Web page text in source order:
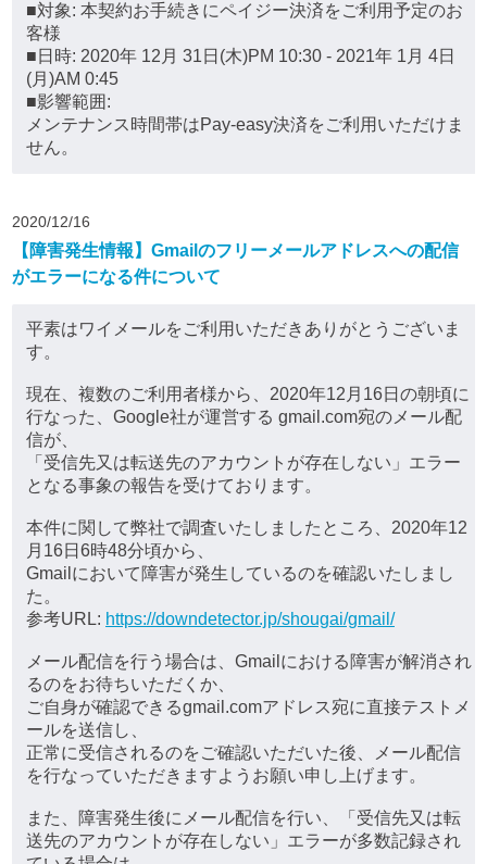
■対象: 本契約お手続きにペイジー決済をご利用予定のお
客様
■日時: 2020年 12月 31日(木)PM 10:30 - 2021年 1月 4日
(月)AM 0:45
■影響範囲:
メンテナンス時間帯はPay-easy決済をご利用いただけま
せん。
2020/12/16
【障害発生情報】Gmailのフリーメールアドレスへの配信
がエラーになる件について
平素はワイメールをご利用いただきありがとうございま
す。
現在、複数のご利用者様から、2020年12月16日の朝頃に
行なった、Google社が運営する gmail.com宛のメール配
信が、
「受信先又は転送先のアカウントが存在しない」エラー
となる事象の報告を受けております。
本件に関して弊社で調査いたしましたところ、2020年12
月16日6時48分頃から、
Gmailにおいて障害が発生しているのを確認いたしまし
た。
参考URL: https://downdetector.jp/shougai/gmail/
メール配信を行う場合は、Gmailにおける障害が解消され
るのをお待ちいただくか、
ご自身が確認できるgmail.comアドレス宛に直接テストメ
ールを送信し、
正常に受信されるのをご確認いただいた後、メール配信
を行なっていただきますようお願い申し上げます。
また、障害発生後にメール配信を行い、「受信先又は転
送先のアカウントが存在しない」エラーが多数記録され